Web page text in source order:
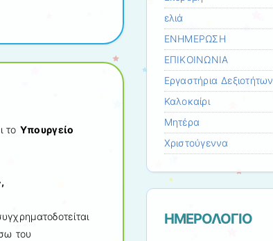
το Υπουργείο
του
ελιά
ΕΝΗΜΕΡΩΣΗ
ΕΠΙΚΟΙΝΩΝΙΑ
Εργαστήρια Δεξιοτήτων
Καλοκαίρι
Μητέρα
Χριστούγεννα
ΗΜΕΡΟΛΟΓΙΟ